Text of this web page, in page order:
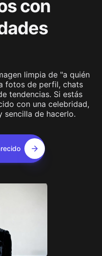
con
limpia de "a quién
fotos de perfil, chats
tendencias. Si estás
con una celebridad,
sencilla de hacerlo.